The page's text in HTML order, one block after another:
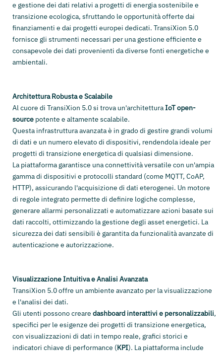
e gestione dei dati relativi a progetti di energia sostenibile e
transizione ecologica, sfruttando le opportunità offerte dai
finanziamenti e dai progetti europei dedicati. TransiXion 5.0
fornisce gli strumenti necessari per una gestione efficiente e
consapevole dei dati provenienti da diverse fonti energetiche e
ambientali.
Architettura Robusta e Scalabile
Al cuore di TransiXion 5.0 si trova un'architetturaIoT open-
source potente e altamente scalabile.
Questa infrastruttura avanzata è in grado di gestire grandi volumi
di dati e un numero elevato di dispositivi, rendendola ideale per
progetti di transizione energetica di qualsiasi dimensione.
La piattaforma garantisce una connettività versatile con un'ampia
gamma di dispositivi e protocolli standard (come MQTT, CoAP,
HTTP), assicurando l'acquisizione di dati eterogenei. Un motore
di regole integrato permette di definire logiche complesse,
generare allarmi personalizzati e automatizzare azioni basate sui
dati raccolti, ottimizzando la gestione degli asset energetici. La
sicurezza dei dati sensibili è garantita da funzionalità avanzate di
autenticazione e autorizzazione.
Visualizzazione Intuitiva e Analisi Avanzata
TransiXion 5.0 offre un ambiente avanzato per la visualizzazione
e l'analisi dei dati.
Gli utenti possono creare dashboard interattivi e personalizzabili,
specifici per le esigenze dei progetti di transizione energetica,
con visualizzazioni di dati in tempo reale, grafici storici e
indicatori chiave di performance (KPI). La piattaforma include